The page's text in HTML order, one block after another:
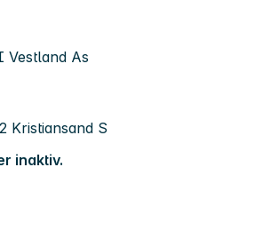
As
Kristiansand S
inaktiv.